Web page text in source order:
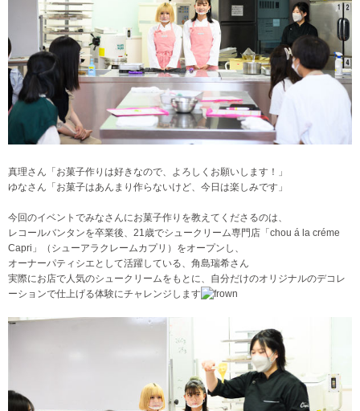
真理さん「お菓子作りは好きなので、よろしくお願いします！」
ゆなさん「お菓子はあんまり作らないけど、今日は楽しみです」
今回のイベントでみなさんにお菓子作りを教えてくださるのは、
レコールバンタンを卒業後、21歳でシュークリーム専門店「chou á la créme
Capri」（シューアラクレームカプリ）をオープンし、
オーナーパティシエとして活躍している、角島瑞希さん
実際にお店で人気のシュークリームをもとに、自分だけのオリジナルのデコレ
ーションで仕上げる体験にチャレンジします